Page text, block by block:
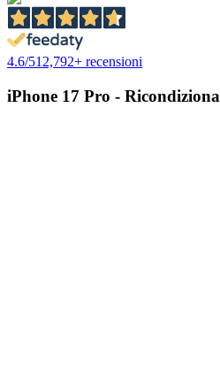
4.6/512,792+ recensioni
iPhone 17 Pro -